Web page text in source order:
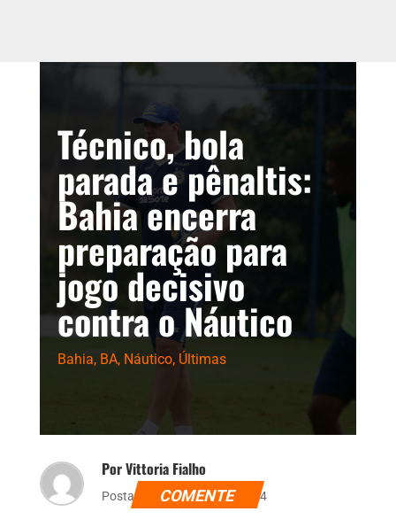
Técnico, bola
parada e pênaltis:
Bahia encerra
preparação para
jogo decisivo
contra o Náutico
Bahia, BA, Náutico, Últimas
Por Vittoria Fialho
Postado dia 9 de abril de 2024
COMENTE